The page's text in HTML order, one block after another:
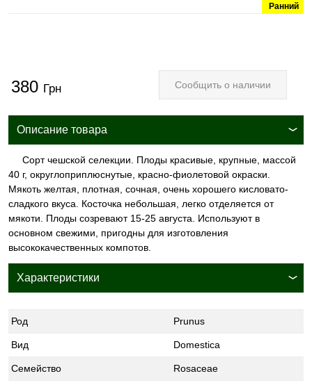
Ранний
380 Грн Сообщить о наличии
Описание товара
Сорт чешской селекции. Плоды красивые, крупные, массой
40 г, округлоприплюснутые, красно-фиолетовой окраски.
Мякоть желтая, плотная, сочная, очень хорошего кисловато-
сладкого вкуса. Косточка небольшая, легко отделяется от
мякоти. Плоды созревают 15-25 августа. Используют в
основном свежими, пригодны для изготовления
высококачественных компотов.
Характеристики
Род Prunus
Вид Domestica
Семейство Rosaceae